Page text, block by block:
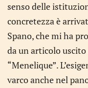
senso delle
concretezza è
Spano, che mi ha
da un articolo
“Menelique”.
varco anche nel